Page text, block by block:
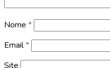
Nome *
Email*
Site